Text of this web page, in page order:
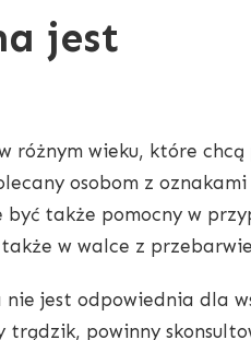
jest
różnym wieku, które
osobom z
także pomocny w
w walce z
jest odpowiednia dla
powinny